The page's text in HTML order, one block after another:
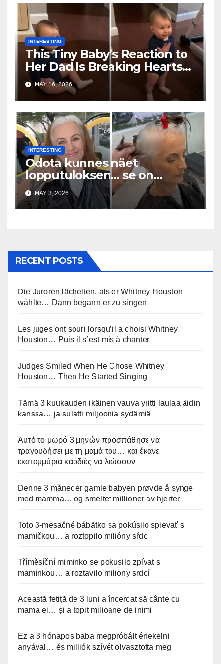
INTERESTING
This Tiny Baby’s Reaction to
Her Dad Is Breaking Hearts
Everywhere
MAY 16, 2026
INTERESTING
Odota kunnes näet
lopputuloksen… se on
uskomaton
MAY 3, 2026
RECENT POSTS
Die Juroren lächelten, als er Whitney Houston
wählte… Dann begann er zu singen
Les juges ont souri lorsqu’il a choisi Whitney
Houston… Puis il s’est mis à chanter
Judges Smiled When He Chose Whitney
Houston… Then He Started Singing
Tämä 3 kuukauden ikäinen vauva yritti laulaa äidin
kanssa… ja sulatti miljoonia sydämiä
Αυτό το μωρό 3 μηνών προσπάθησε να
τραγουδήσει με τη μαμά του… και έκανε
εκατομμύρια καρδιές να λιώσουν
Denne 3 måneder gamle babyen prøvde å synge
med mamma… og smeltet millioner av hjerter
Toto 3-mesačné bábätko sa pokúsilo spievať s
mamičkou… a roztopilo milióny sŕdc
Tříměsíční miminko se pokusilo zpívat s
maminkou… a roztavilo miliony srdcí
Această fetiță de 3 luni a încercat să cânte cu
mama ei… și a topit milioane de inimi
Ez a 3 hónapos baba megpróbált énekelni
anyával… és milliók szívét olvasztotta meg